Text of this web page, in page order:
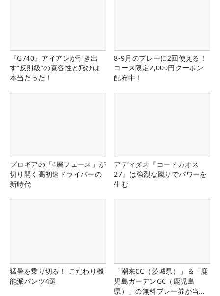
『G740』アイアンが引き出
す“反則級”の寛容性と飛びは
本当だった！
8-9月のプレーに2回使える！
コース限定2,000円クーポン
配布中！
プロギアの「4層フェース」が
切り開く高初速ドライバーの
新時代
アディダス『コードカオス
27』は強烈な蹴りでパワーを
生む
猛暑を乗り切る！ こだわり機
能派パンツ4選
「潮来CC（茨城県）」＆「鹿
児島ガーデンGC（鹿児島
県）」の無料プレー券が当た